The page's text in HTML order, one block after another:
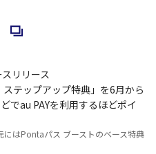
リリース
ステップアップ特典」を6月から
でau PAYを利用するほどポイ
はPontaパス ブーストのベース特典